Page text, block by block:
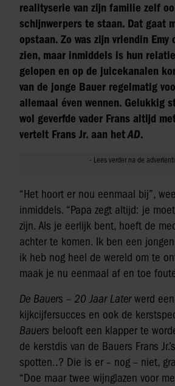
realityserie van zijn familie zelf
schijnwerpers te staan. Dat gaat
opstaan. Zo was zijn vriendin
zien, maar inmiddels is hun
gelopen en op de juicekanalen
van de jonge Bauer regelmatig
allemaal éven wennen. Gelukkig
wol geverfde vader Frans altijd
vertelt Frans Jr. aan hetAD.
“Het hoort er nou eenmaal bij”,
inmiddels. “Papa zegt altijd: je
zijn. Als je eerlijk bent, hoeft de
achter te komen. Ik ben een
ik heb nog heel de wereld om te
maak je nu eenmaal af en toe
De Bauers – 20 Jaar Laterwerd
kijkcijfersucces en ook de
Bauers belooft een klapper te
de kerstdis van de Bauers Frans
spotten..? Die is er – nog – niet,
“Doe maar twee wijnglazen voor